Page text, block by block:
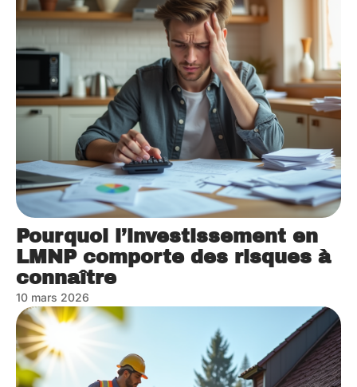
Pourquoi l’investissement en
LMNP comporte des risques à
connaître
10 mars 2026